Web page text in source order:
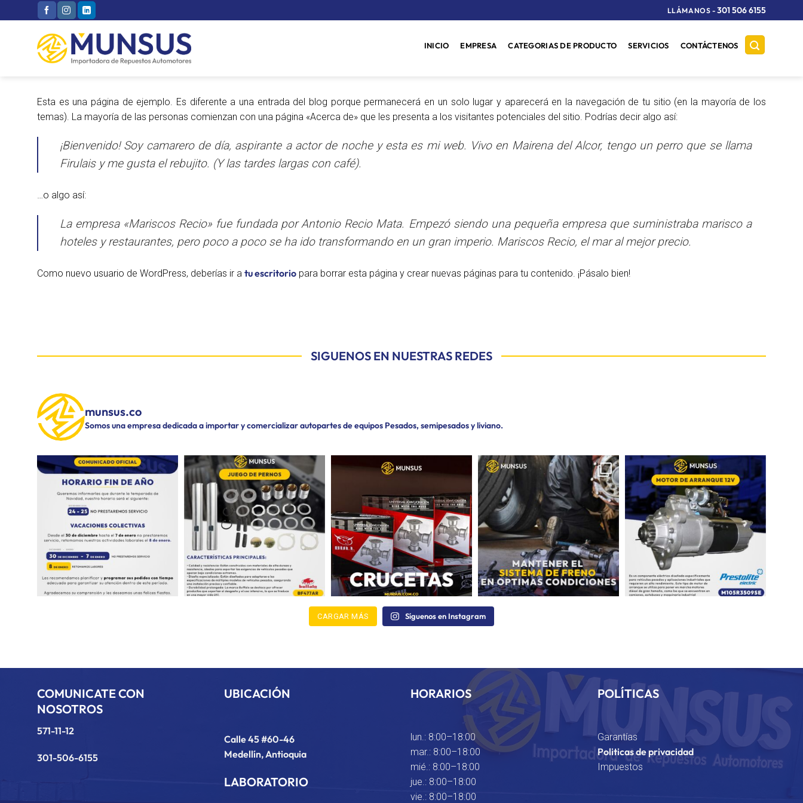
to
LLÁMANOS - 301 506 6155
INICIO EMPRESA CATEGORIAS DE PRODUCTO SERVICIOS CONTÁCTENOS
Esta es una página de ejemplo. Es diferente a una entrada del blog porque permanecerá en un solo lugar y aparecerá en la navegación de tu sitio (en la mayoría de los
temas). La mayoría de las personas comienzan con una página «Acerca de» que les presenta a los visitantes potenciales del sitio. Podrías decir algo así:
¡Bienvenido! Soy camarero de día, aspirante a actor de noche y esta es mi web. Vivo en Mairena del Alcor, tengo un perro que se llama
Firulais y me gusta el rebujito. (Y las tardes largas con café).
…o algo así:
La empresa «Mariscos Recio» fue fundada por Antonio Recio Mata. Empezó siendo una pequeña empresa que suministraba marisco a
hoteles y restaurantes, pero poco a poco se ha ido transformando en un gran imperio. Mariscos Recio, el mar al mejor precio.
Como nuevo usuario de WordPress, deberías ir a tu escritorio para borrar esta página y crear nuevas páginas para tu contenido. ¡Pásalo bien!
SIGUENOS EN NUESTRAS REDES
munsus.co
Somos una empresa dedicada a importar y comercializar autopartes de equipos Pesados, semipesados y liviano.
CARGAR MÁS Síguenos en Instagram
COMUNICATE CON
NOSOTROS
571-11-12
301-506-6155
UBICACIÓN
Calle 45 #60-46
Medellín, Antioquia
LABORATORIO
HORARIOS
lun.: 8:00–18:00
mar.: 8:00–18:00
mié.: 8:00–18:00
jue.: 8:00–18:00
vie.: 8:00–18:00
POLÍTICAS
Garantías
Politicas de privacidad
Impuestos